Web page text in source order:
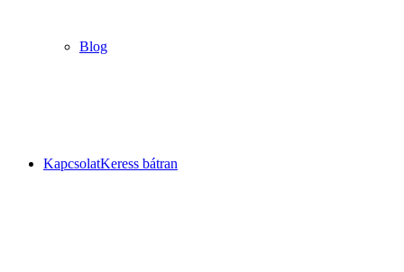
Blog
KapcsolatKeress bátran